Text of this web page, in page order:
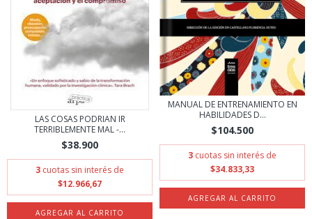
LAS COSAS PODRIAN IR
TERRIBLEMENTE MAL -...
$38.900
3 cuotas sin interés de
$12.966,67
MANUAL DE ENTRENAMIENTO EN
HABILIDADES D...
$104.500
3 cuotas sin interés de
$34.833,33